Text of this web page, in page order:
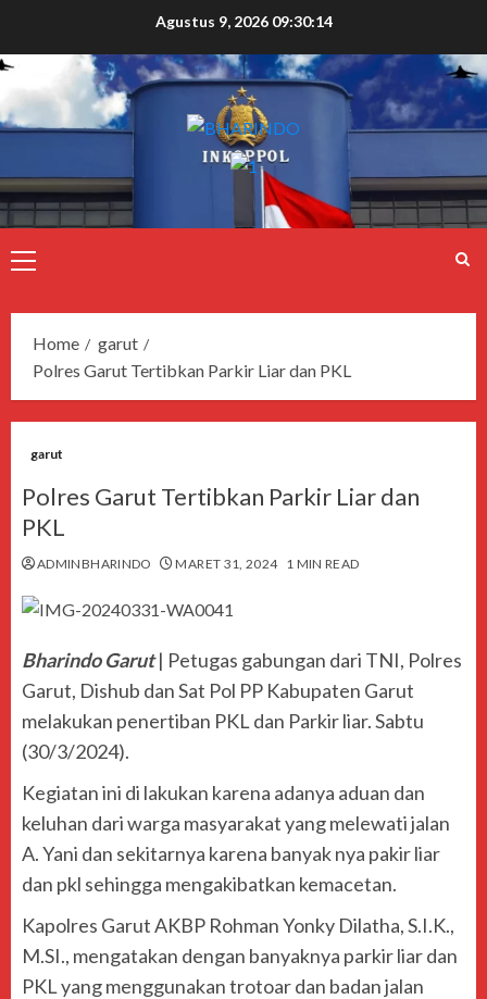
Agustus 9, 2026 09:30:14
Home
garut
Polres Garut Tertibkan Parkir Liar dan PKL
garut
Polres Garut Tertibkan Parkir Liar dan
PKL
ADMINBHARINDO MARET 31, 2024 1 MIN READ
Bharindo Garut | Petugas gabungan dari TNI, Polres
Garut, Dishub dan Sat Pol PP Kabupaten Garut
melakukan penertiban PKL dan Parkir liar. Sabtu
(30/3/2024).
Kegiatan ini di lakukan karena adanya aduan dan
keluhan dari warga masyarakat yang melewati jalan
A. Yani dan sekitarnya karena banyak nya pakir liar
dan pkl sehingga mengakibatkan kemacetan.
Kapolres Garut AKBP Rohman Yonky Dilatha, S.I.K.,
M.SI., mengatakan dengan banyaknya parkir liar dan
PKL yang menggunakan trotoar dan badan jalan